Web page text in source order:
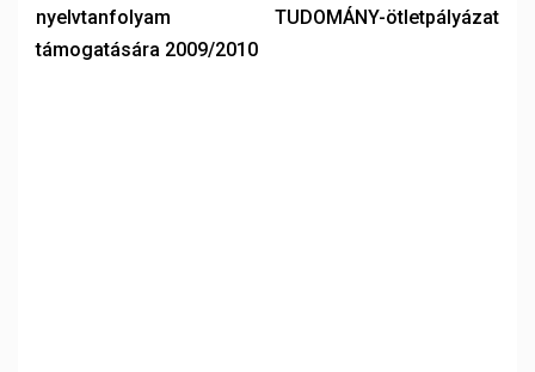
nyelvtanfolyam
támogatására 2009/2010
TUDOMÁNY-ötletpályázat